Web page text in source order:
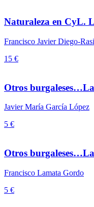
Naturaleza en CyL.
Francisco Javier Diego-
15 €
Otros
Javier María García López
5 €
Otros
Francisco Lamata Gordo
5 €